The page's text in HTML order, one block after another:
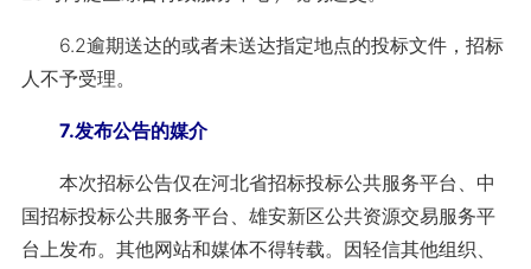
6.2逾期送达的或者未送达指定地点的投标文件，招标
人不予受理。
7.发布公告的媒介
本次招标公告仅在河北省招标投标公共服务平台、中
国招标投标公共服务平台、雄安新区公共资源交易服务平
台上发布。其他网站和媒体不得转载。因轻信其他组织、